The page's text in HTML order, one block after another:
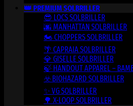
👑 PREMIUM SOLBRILLER
😎 LOCS SOLBRILLER
🌆 MANHATTAN SOLBRILLER
🏍️ CHOPPERS SOLBRILLER
🌴 CAPRAIA SOLBRILLER
💎 GISELLE SOLBRILLER
🍃 HANDOUT APPAREL –
☣️ BIOHAZARD SOLBRILLER
✨ VG SOLBRILLER
🌳 X-LOOP SOLBRILLER